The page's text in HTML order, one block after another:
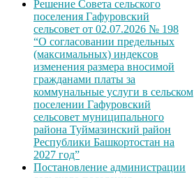
Решение Совета сельского
поселения Гафуровский
сельсовет от 02.07.2026 № 198
“О согласовании предельных
(максимальных) индексов
изменения размера вносимой
гражданами платы за
коммунальные услуги в сельском
поселении Гафуровский
сельсовет муниципального
района Туймазинский район
Республики Башкортостан на
2027 год”
Постановление администрации